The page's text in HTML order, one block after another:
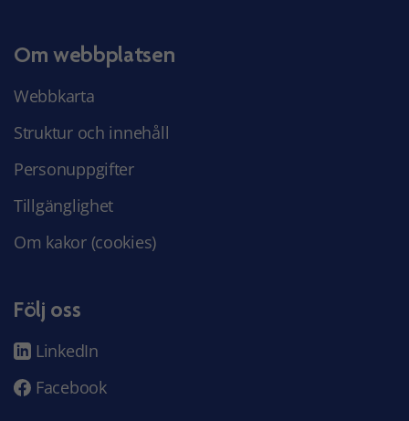
Om webbplatsen
Webbkarta
Struktur och innehåll
Personuppgifter
Tillgänglighet
Om kakor (cookies)
Följ oss
LinkedIn
Facebook